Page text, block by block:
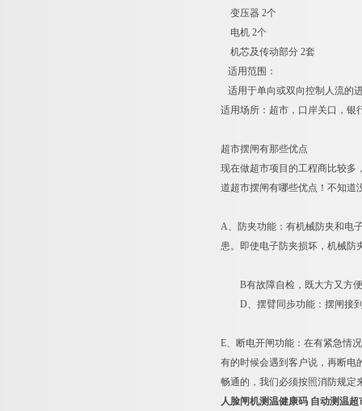
变压器 2个
电机 2个
机芯及传动部分 2套
适用范围：
适用于单向或双向控制人流的
适用场所：超市，口岸关口，银
超市摆闸有那些优点
现在做超市项目的工程商比较多
道超市摆闸有哪些优点！不知道
A、防夹功能：有机械防夹和电
患。即使电子防夹损坏，机械防
B有故障自检，既大方又
D、摆臂同步功能：摆闸接到
E、断电开闸功能：在有紧急情
有的时候会遇到客户说，再断电
畅通的，我们必须按照消防规定
人脸闸机测温健康码 自动测温超